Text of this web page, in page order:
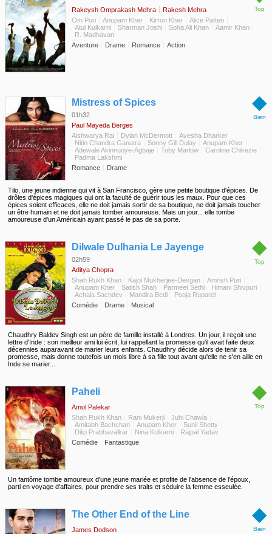
Top
Rakeysh Omprakash Mehra
Rakesh Mehra
Om Puri
Anupam Kher Kirron Kher
Alice Patten
Atul Kulkarni
Sharman Joshi Soha Ali Khan
Aamir Khan
R. Madhavan
Aventure
Drame Romance Action
◆
Bien
Mistress of Spices
01h32
Paul Mayeda Berges
Aishwarya Rai
Dylan McDermott
Ayesha Dharker
Nitin Chandra Ganatra
Sonny Gill Dulay
Anupam Kher
Adewale Akinnuoye-Agbaje
Toby Marlow
Caroline Chikezie
Padma Lakshmi
Romance
Drame
Tilo, une jeune indienne qui vit à San Francisco, gère une petite boutique d'épices. De
drôles d'épices magiques qui ont la faculté de guérir tous les maux. Pour que ces
épices soient efficaces, elle ne doit jamais sortir de sa boutique, ne doit jamais toucher
un être humain et ne doit jamais tomber amoureuse. Mais un jour... elle tombe
amoureuse d'un Américain ayant passé le pas de sa porte.
◆
Top
Dilwale Dulhania Le Jayenge
02h59
Aditya Chopra
Shah Rukh Khan
Kajol Mukherjee-Devgan
Amrish Puri
Anupam Kher
Satish Shah Parmeet Sethi
Himani Shivpuri
Achala Sachdev
Mandira Bedi
Pooja Ruparel
Comédie
Drame Musical
Chaudhry Baldev Singh est un père de famille installé à Londres. Un jour, il reçoit une
lettre d'Inde : son meilleur ami lui écrit, lui rappellant la promesse qu'il avait faite deux
décennies auparavant de marier leurs enfants. Chaudhry décide alors de tenir sa
promesse, mais donne toutefois un mois libre à sa fille tout avant qu'elle ne s'en aille en
Inde se marier...
◆
Top
Paheli
Amol Palekar
Shah Rukh Khan
Rani Mukerji
Juhi Chawla
Amitabh Bachchan
Anupam Kher
Sunil Shetty
Dilip Prabhavalkar
Nina Kulkarni
Rajpal Yadav
Comédie
Fantastique
Un fantôme tombe amoureux d'une jeune mariée et profite de l'absence de l'époux,
parti en voyage d'affaires, pour prendre ses traits et séduire la femme esseulée.
◆
Bien
The Other End of the Line
James Dodson